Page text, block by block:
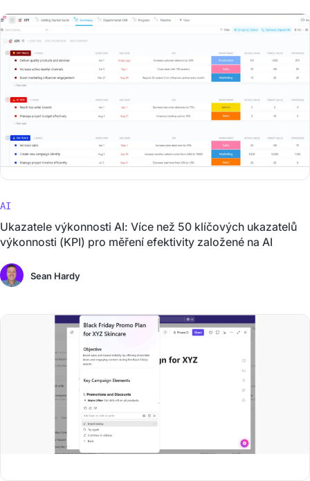
AI
Ukazatele výkonnosti AI: Více než 50 klíčových ukazatelů
výkonnosti (KPI) pro měření efektivity založené na AI
Sean Hardy